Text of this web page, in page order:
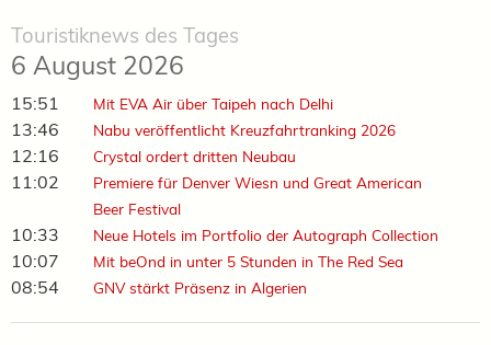
Touristiknews des Tages
6 August 2026
15:51 Mit EVA Air über Taipeh nach Delhi
13:46 Nabu veröffentlicht Kreuzfahrtranking 2026
12:16 Crystal ordert dritten Neubau
11:02
Premiere für Denver Wiesn und Great American
Beer Festival
10:33 Neue Hotels im Portfolio der Autograph Collection
10:07 Mit beOnd in unter 5 Stunden in The Red Sea
08:54 GNV stärkt Präsenz in Algerien